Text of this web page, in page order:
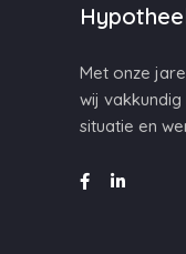
Met onze
wij
situatie en